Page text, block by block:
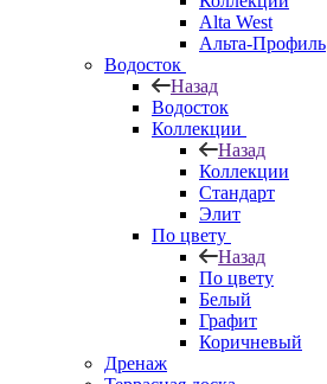
Alta West
Альта-Профиль
Водосток
Назад
Водосток
Коллекции
Назад
Коллекции
Стандарт
Элит
По цвету
Назад
По цвету
Белый
Графит
Коричневый
Дренаж